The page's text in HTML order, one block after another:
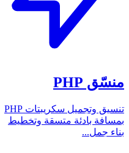
منسّق PHP
تنسيق وتجميل سكريبتات PHP
بمسافة بادئة متسقة وتخطيط
بناء جمل...